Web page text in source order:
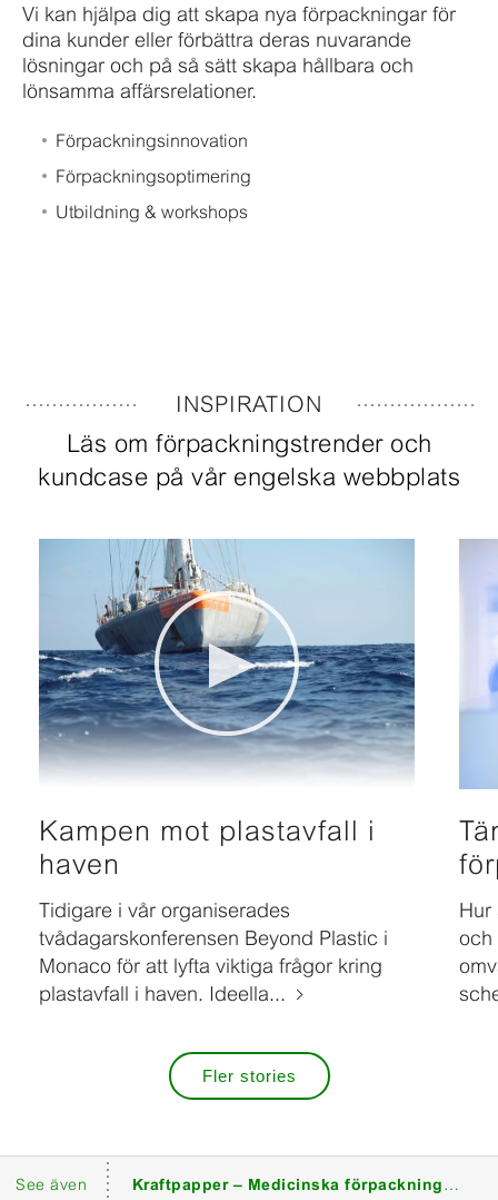
Vi kan hjälpa dig att skapa nya förpackningar för
dina kunder eller förbättra deras nuvarande
lösningar och på så sätt skapa hållbara och
lönsamma affärsrelationer.
Förpackningsinnovation
Förpackningsoptimering
Utbildning & workshops
INSPIRATION
Läs om förpackningstrender och
kundcase på vår engelska webbplats
Kampen mot plastavfall i
haven
Tidigare i vår organiserades
tvådagarskonferensen Beyond Plastic i
Monaco för att lyfta viktiga frågor kring
plastavfall i haven. Ideella...
Hur
och
Fler stories
See även Kraftpapper – Medicinska förpackningar